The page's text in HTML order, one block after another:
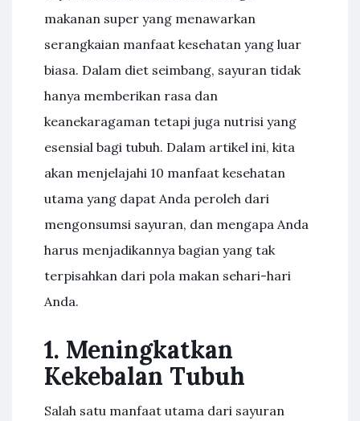
makanan super yang menawarkan
serangkaian manfaat kesehatan yang luar
biasa. Dalam diet seimbang, sayuran tidak
hanya memberikan rasa dan
keanekaragaman tetapi juga nutrisi yang
esensial bagi tubuh. Dalam artikel ini, kita
akan menjelajahi 10 manfaat kesehatan
utama yang dapat Anda peroleh dari
mengonsumsi sayuran, dan mengapa Anda
harus menjadikannya bagian yang tak
terpisahkan dari pola makan sehari-hari
Anda.
1. Meningkatkan
Kekebalan Tubuh
Salah satu manfaat utama dari sayuran